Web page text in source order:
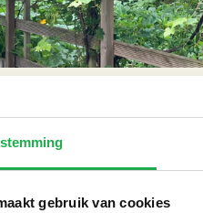
gebruik van cookies
in de zomer. Op veel
groot genoeg zijn. Een